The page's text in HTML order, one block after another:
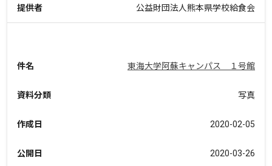
提供者 公益財団法人熊本県学校給食会
件名 東海大学阿蘇キャンパス １号館
資料分類 写真
作成日 2020-02-05
公開日 2020-03-26